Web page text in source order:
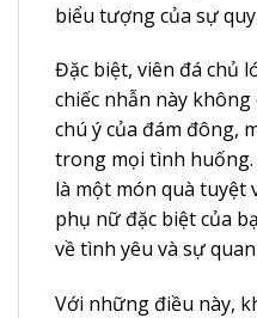
biểu tượng của sự
Đặc biệt, viên đá chủ
chiếc nhẫn này
chú ý của đám đông,
trong mọi tình huống.
là một món quà tuyệt
phụ nữ đặc biệt của
về tình yêu và sự
Với những điều này,